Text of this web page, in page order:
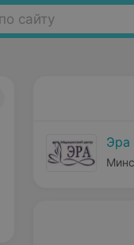
сайту
Эра